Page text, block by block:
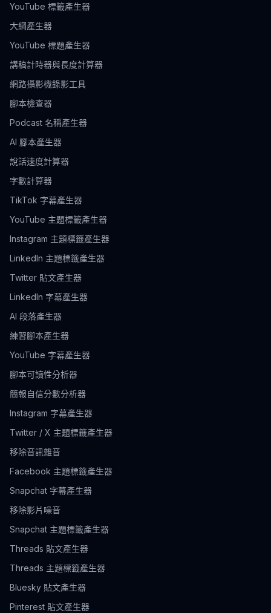
YouTube 標籤產生器
大綱產生器
YouTube 標題產生器
講稿計時器與長度計算器
網路攝影機錄影工具
腳本檢查器
Podcast 名稱產生器
AI 腳本產生器
說話速度計算器
字數計算器
TikTok 字幕產生器
YouTube 主題標籤產生器
Instagram 主題標籤產生器
LinkedIn 主題標籤產生器
Twitter 貼文產生器
LinkedIn 字幕產生器
AI 段落產生器
練習腳本產生器
YouTube 字幕產生器
腳本可讀性分析器
簡報自信分數分析器
Instagram 字幕產生器
Twitter / X 主題標籤產生器
移除音訊雜音
Facebook 主題標籤產生器
Snapchat 字幕產生器
移除影片噪音
Snapchat 主題標籤產生器
Threads 貼文產生器
Threads 主題標籤產生器
Bluesky 貼文產生器
Pinterest 貼文產生器